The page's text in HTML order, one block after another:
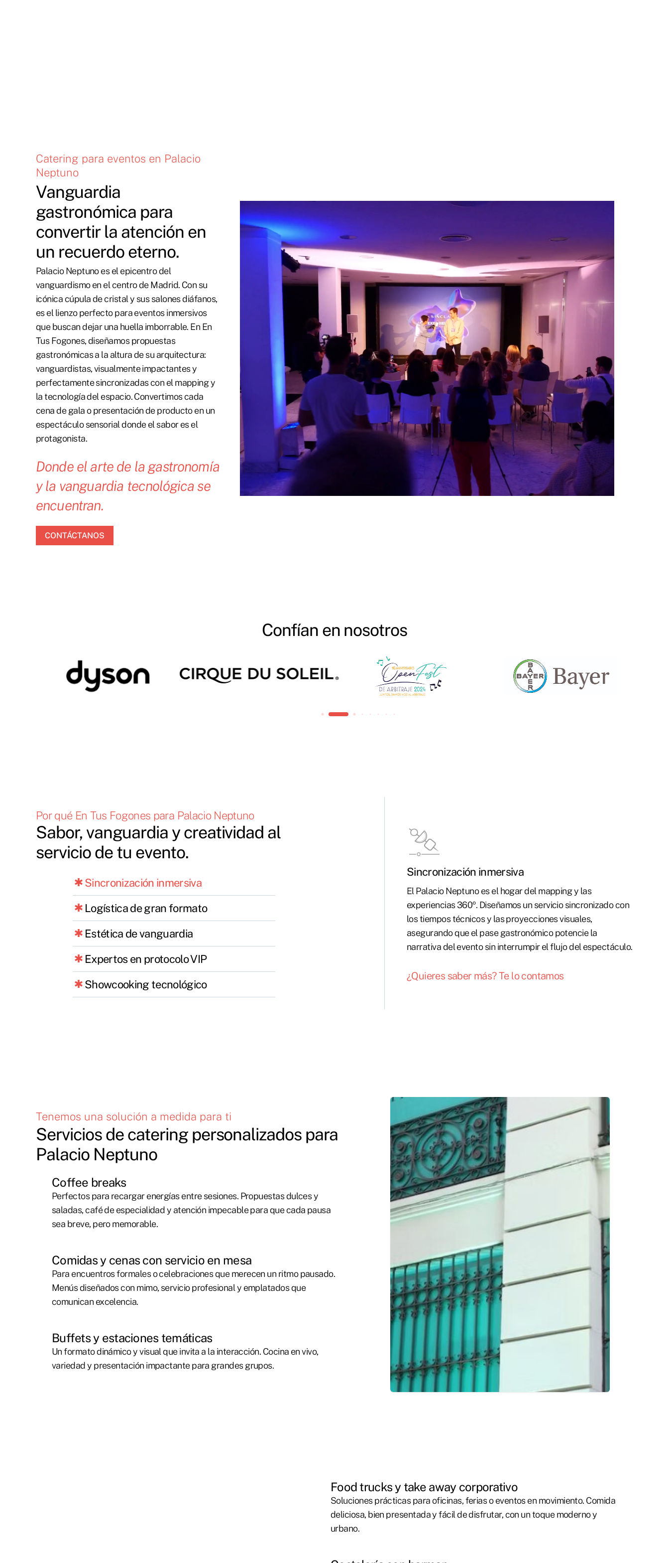
Catering para eventos en Palacio
Neptuno
Vanguardia
gastronómica para
convertir la atención en
un recuerdo eterno.
Palacio Neptuno es el epicentro del
vanguardismo en el centro de Madrid. Con su
icónica cúpula de cristal y sus salones diáfanos,
es el lienzo perfecto para eventos inmersivos
que buscan dejar una huella imborrable. En En
Tus Fogones, diseñamos propuestas
gastronómicas a la altura de su arquitectura:
vanguardistas, visualmente impactantes y
perfectamente sincronizadas con el mapping y
la tecnología del espacio. Convertimos cada
cena de gala o presentación de producto en un
espectáculo sensorial donde el sabor es el
protagonista.
Donde el arte de la gastronomía
y la vanguardia tecnológica se
encuentran.
CONTÁCTANOS
Confían en nosotros
Por qué En Tus Fogones para Palacio Neptuno
Sabor, vanguardia y creatividad al
servicio de tu evento.
Sincronización inmersiva
Logística de gran formato
Estética de vanguardia
Expertos en protocolo VIP
Showcooking tecnológico
Sincronización inmersiva
El Palacio Neptuno es el hogar del mapping y las
experiencias 360º. Diseñamos un servicio sincronizado con
los tiempos técnicos y las proyecciones visuales,
asegurando que el pase gastronómico potencie la
narrativa del evento sin interrumpir el flujo del espectáculo.
¿Quieres saber más? Te lo contamos
Tenemos una solución a medida para ti
Servicios de catering personalizados para
Palacio Neptuno
Coffee breaks
Perfectos para recargar energías entre sesiones. Propuestas dulces y
saladas, café de especialidad y atención impecable para que cada pausa
sea breve, pero memorable.
Comidas y cenas con servicio en mesa
Para encuentros formales o celebraciones que merecen un ritmo pausado.
Menús diseñados con mimo, servicio profesional y emplatados que
comunican excelencia.
Buffets y estaciones temáticas
Un formato dinámico y visual que invita a la interacción. Cocina en vivo,
variedad y presentación impactante para grandes grupos.
Food trucks y take away corporativo
Soluciones prácticas para oficinas, ferias o eventos en movimiento. Comida
deliciosa, bien presentada y fácil de disfrutar, con un toque moderno y
urbano.